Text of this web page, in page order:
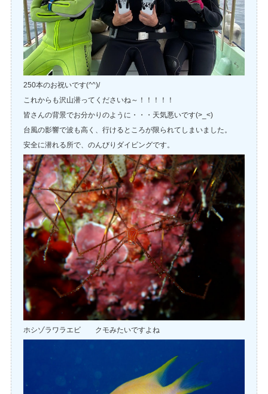
250本のお祝いです(^^)/
これからも沢山潜ってくださいね～！！！！！
皆さんの背景でお分かりのように・・・天気悪いです(>_<)
台風の影響で波も高く、行けるところが限られてしまいました。
安全に潜れる所で、のんびりダイビングです。
ホシゾラワラエビ クモみたいですよね